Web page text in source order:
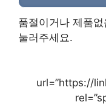
품절이거나 제품
눌러주세요.
url=”https://